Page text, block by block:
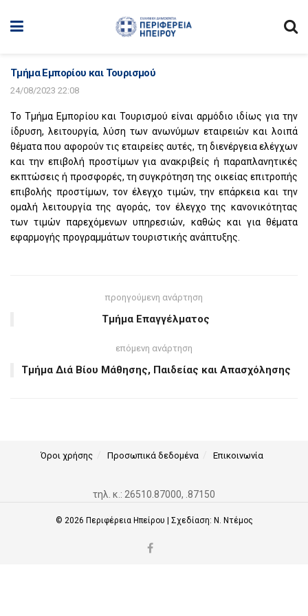
Τμήμα Εμπορίου και Τουρισμού
24/08/2023 22:08
Το Τμήμα Εμπορίου και Τουρισμού είναι αρμόδιο ιδίως για την
ίδρυση, λειτουργία, λύση των ανωνύμων εταιρειών και λοιπά
θέματα που αφορούν τις εταιρείες αυτές, τη διενέργεια ελέγχων
και την επιβολή προστίμων για ανακριβείς ή παραπλανητικές
εκπτώσεις ή προσφορές, τη συγκρότηση της οικείας επιτροπής
επιβολής προστίμων, τον έλεγχο τιμών, την επάρκεια και την
ομαλή λειτουργία της αγοράς, τον έλεγχο της κανονικότητας
των τιμών παρεχόμενων υπηρεσιών, καθώς και για θέματα
εφαρμογής προγραμμάτων τουριστικής ανάπτυξης.
προηγούμενη ανάρτηση
Τμήμα Επαγγέλματος
επόμενη ανάρτηση
Τμήμα Διά Βίου Μάθησης, Παιδείας και Απασχόλησης
Όροι χρήσης Προσωπικά δεδομένα Επικοινωνία
τηλ. κ.: 26510.87000, .87150
© 2026 Περιφέρεια Ηπείρου | Σχεδίαση: Ν. Ντέμος